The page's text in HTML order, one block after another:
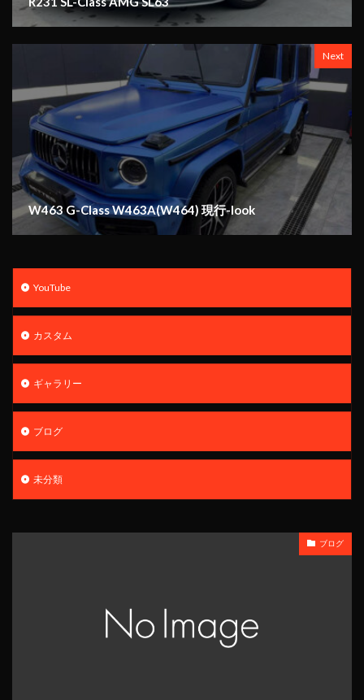
Next
W463 G-Class W463A(W464) 現行-look
YouTube
カスタム
ギャラリー
ブログ
未分類
ブログ